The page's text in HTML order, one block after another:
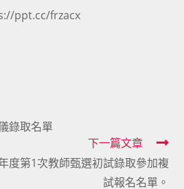
ppt.cc/frzacx
錄取名單
下一篇文章
度第1次教師甄選初試錄取參加複
試報名名單。